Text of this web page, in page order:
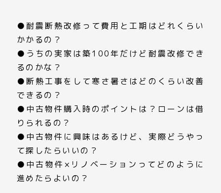
●耐震断熱改修って費用と工期はどれくらい
かかるの？
●うちの実家は築100年だけど耐震改修でき
るのかな？
●断熱工事をして寒さ暑さはどのくらい改善
できるの？
●中古物件購入時のポイントは？ローンは借
りられるの？
●中古物件に興味はあるけど、実際どうやっ
て探したらいいの？
●中古物件×リノベーションってどのように
進めたらよいの？